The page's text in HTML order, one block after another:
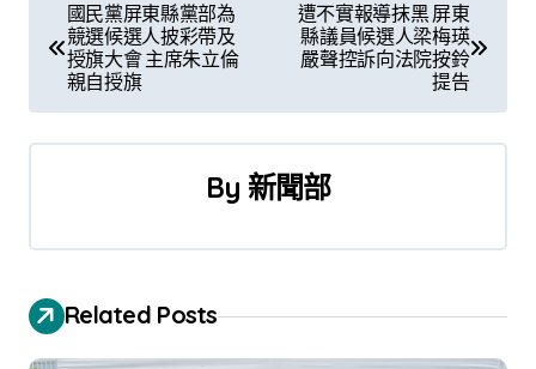
章
導
覽
國民黨屏東縣黨部為
競選候選人披彩帶及
授旗大會 主席朱立倫
親自授旗
遭不實報導抹黑 屏東
縣議員候選人梁梅瑛
嚴聲控訴向法院按鈴
提告
By 新聞部
Related Posts